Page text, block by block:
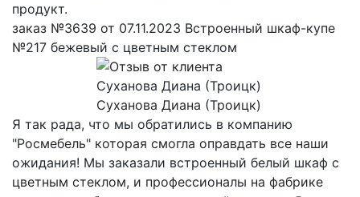
продукт.
заказ №3639 от 07.11.2023 Встроенный шкаф-купе
№217 бежевый с цветным стеклом
Суханова Диана (Троицк)
Я так рада, что мы обратились в компанию
"Росмебель" которая смогла оправдать все наши
ожидания! Мы заказали встроенный белый шкаф с
цветным стеклом, и профессионалы на фабрике